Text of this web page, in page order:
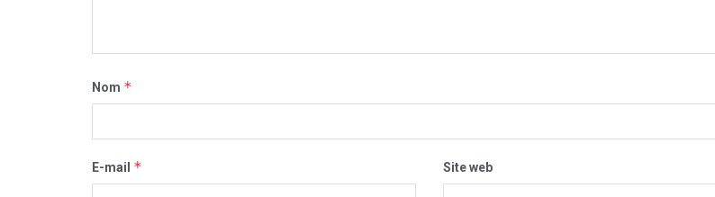
Nom *
E-mail * Site web